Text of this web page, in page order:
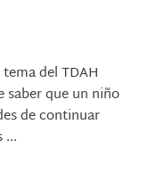
del TDAH
saber que un niño
de continuar
...